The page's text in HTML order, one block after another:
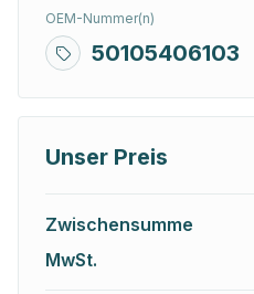
OEM-Nummer(n)
50105406103
Unser Preis
Zwischensumme
MwSt.